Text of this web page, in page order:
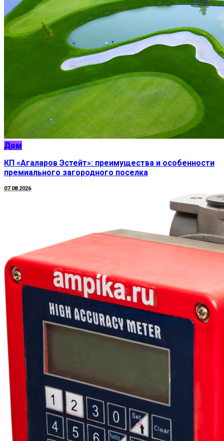
Дом
КП «Агаларов Эстейт»: преимущества и особенности
премиального загородного поселка
07.08.2026